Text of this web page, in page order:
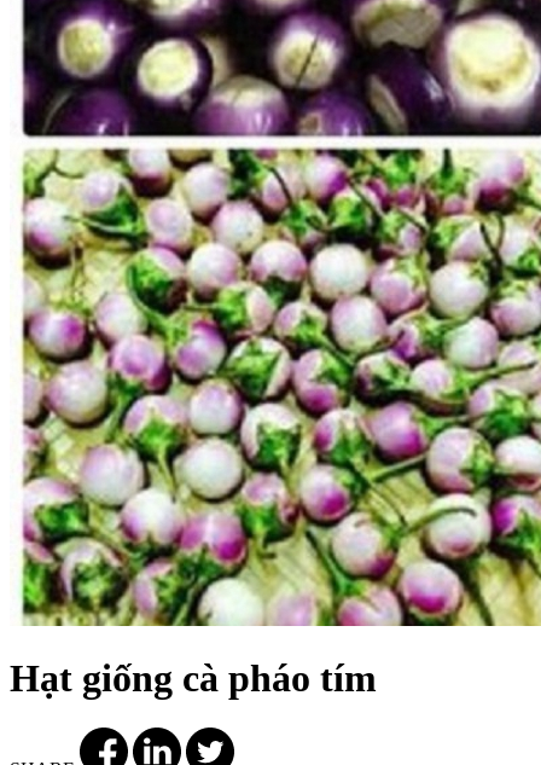
Hạt giống cà pháo tím